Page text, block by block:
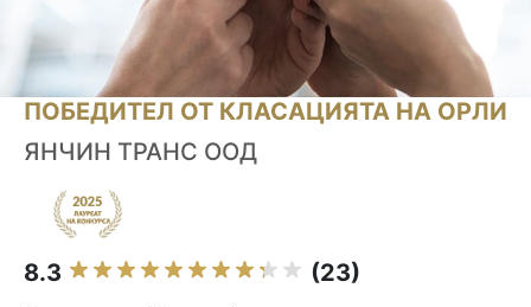
ПОБЕДИТЕЛ ОТ КЛАСАЦИЯТА НА ОРЛИ
ЯНЧИН ТРАНС ООД
8.3 (23)